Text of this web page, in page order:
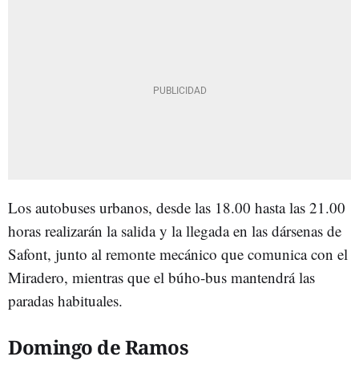
Los autobuses urbanos, desde las 18.00 hasta las 21.00
horas realizarán la salida y la llegada en las dársenas de
Safont, junto al remonte mecánico que comunica con el
Miradero, mientras que el búho-bus mantendrá las
paradas habituales.
Domingo de Ramos